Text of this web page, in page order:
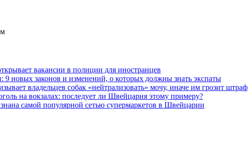
вакансии в полиции для иностранцев
9 новых законов и изменений, о которых должны знать экспаты
владельцев собак «нейтрализовать» мочу, иначе им грозит штраф
на вокзалах: последует ли Швейцария этому примеру?
самой популярной сетью супермаркетов в Швейцарии